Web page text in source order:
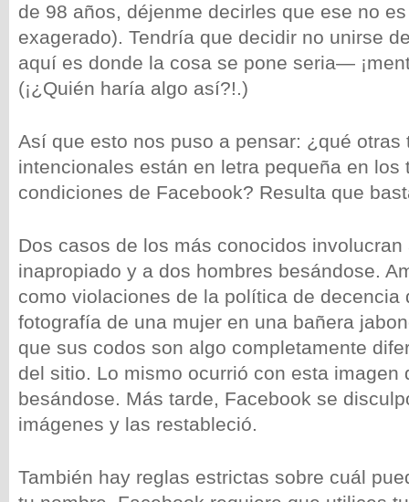
de 98 años, déjenme decirles que ese no
exagerado). Tendría que decidir no unirse
aquí es donde la cosa se pone seria—
(¡¿Quién haría algo así?!.)
Así que esto nos puso a pensar: ¿qué otras
intencionales están en letra pequeña en los
condiciones de Facebook? Resulta que
Dos casos de los más conocidos involucran
inapropiado y a dos hombres besándose.
como violaciones de la política de decencia
fotografía de una mujer en una bañera
que sus codos son algo completamente
del sitio. Lo mismo ocurrió con esta imagen
besándose. Más tarde, Facebook se
imágenes y las restableció.
También hay reglas estrictas sobre cuál